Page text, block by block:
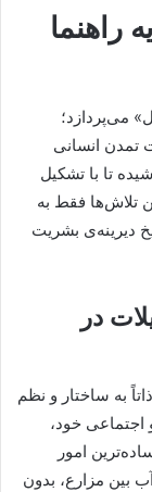
راهنما
می‌پردازد؛
انسانی
تا با تشکیل
تلاش‌ها فقط به
دیرینه‌ی بشریت
در
به ساختار و نظم
اجتماعی خود،
امور
بین مزارع، بدون